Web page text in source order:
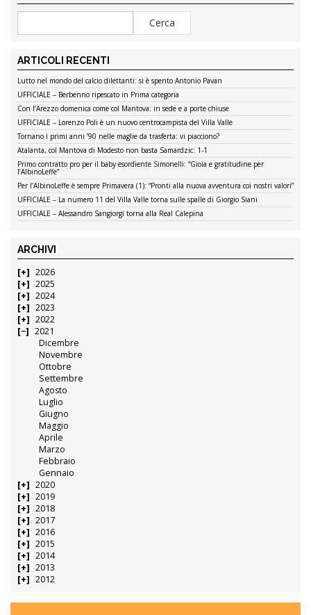
ARTICOLI RECENTI
Lutto nel mondo del calcio dilettanti: si è spento Antonio Pavan
UFFICIALE – Berbenno ripescato in Prima categoria
Con l’Arezzo domenica come col Mantova: in sede e a porte chiuse
UFFICIALE – Lorenzo Poli è un nuovo centrocampista del Villa Valle
Tornano i primi anni ’90 nelle maglie da trasferta: vi piacciono?
Atalanta, col Mantova di Modesto non basta Samardzic: 1-1
Primo contratto pro per il baby esordiente Simonelli: “Gioia e gratitudine per
l’AlbinoLeffe”
Per l’AlbinoLeffe è sempre Primavera (1): “Pronti alla nuova avventura coi nostri valori”
UFFICIALE – La numero 11 del Villa Valle torna sulle spalle di Giorgio Siani
UFFICIALE – Alessandro Sangiorgi torna alla Real Calepina
ARCHIVI
2026
2025
2024
2023
2022
2021
Dicembre
Novembre
Ottobre
Settembre
Agosto
Luglio
Giugno
Maggio
Aprile
Marzo
Febbraio
Gennaio
2020
2019
2018
2017
2016
2015
2014
2013
2012